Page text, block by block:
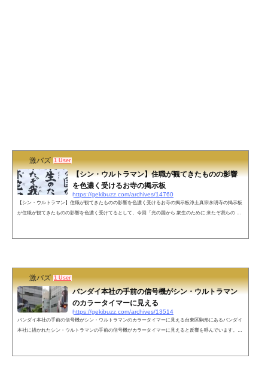
激バズ 1 User
【シン・ウルトラマン】住職が観てきたものの影響
を色濃く受けるお寺の掲示板
https://gekibuzz.com/archives/14760
【シン・ウルトラマン】住職が観てきたものの影響を色濃く受けるお寺の掲示板浄土真宗永明寺の掲示板
が住職が観てきたものの影響を色濃く受けてるとして、今回「光の国から 衆生のために 来たぞ我らの 阿
激バズ 1 User
バンダイ本社の手前の信号機がシン・ウルトラマン
のカラータイマーに見える
https://gekibuzz.com/archives/13514
バンダイ本社の手前の信号機がシン・ウルトラマンのカラータイマーに見える台東区駒形にあるバンダイ
本社に描かれたシン・ウルトラマンの手前の信号機がカラータイマーに見えると反響を呼んでいます。バ